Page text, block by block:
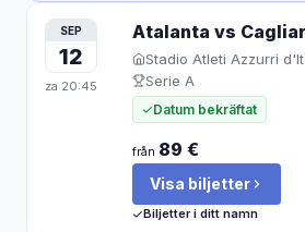
SEP
12
za 20:45
Atalanta vs
Stadio Atleti Azzurri
Serie A
Datum bekräftat
från 89 €
Visa biljetter
Biljetter i ditt namn